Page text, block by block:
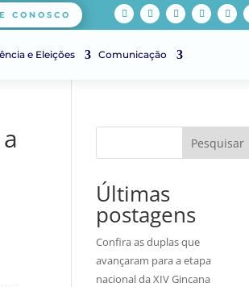
CONOSCO
e Eleições Comunicação
Pesquisar
Últimas
postagens
Confira as duplas que
avançaram para a etapa
nacional da XIV Gincana